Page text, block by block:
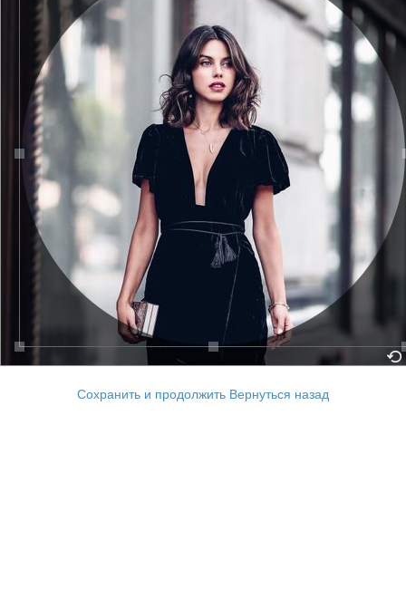
Сохранить и продолжить Вернуться назад